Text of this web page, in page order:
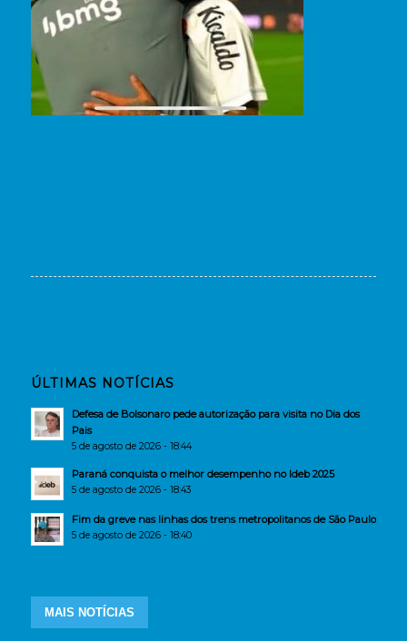
ÚLTIMAS NOTÍCIAS
Defesa de Bolsonaro pede autorização para visita no Dia dos
Pais
5 de agosto de 2026 - 18:44
Paraná conquista o melhor desempenho no Ideb 2025
5 de agosto de 2026 - 18:43
Fim da greve nas linhas dos trens metropolitanos de São Paulo
5 de agosto de 2026 - 18:40
MAIS NOTÍCIAS